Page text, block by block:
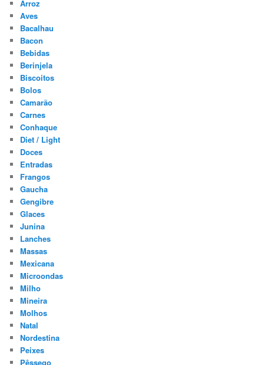
Arroz
Aves
Bacalhau
Bacon
Bebidas
Berinjela
Biscoitos
Bolos
Camarão
Carnes
Conhaque
Diet / Light
Doces
Entradas
Frangos
Gaucha
Gengibre
Glaces
Junina
Lanches
Massas
Mexicana
Microondas
Milho
Mineira
Molhos
Natal
Nordestina
Peixes
Pêssego